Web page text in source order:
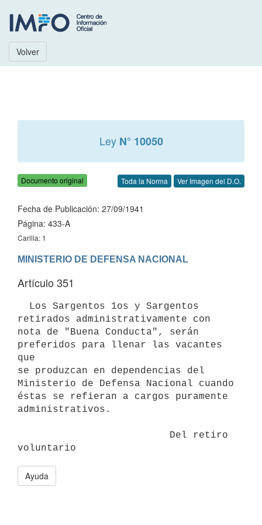
Volver
Ley N° 10050
Documento original Toda la Norma Ver Imagen del D.O.
Fecha de Publicación: 27/09/1941
Página: 433-A
Carilla: 1
MINISTERIO DE DEFENSA NACIONAL
Artículo 351
retirados administrativamente con
nota de "Buena Conducta", serán
preferidos para llenar las vacantes
que
se produzcan en dependencias del
Ministerio de Defensa Nacional cuando
éstas se refieran a cargos puramente
administrativos.
voluntario
Ayuda